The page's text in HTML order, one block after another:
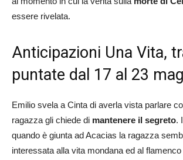
essere rivelata.
Anticipazioni Una Vita,
puntate dal 17 al 23
Emilio svela a Cinta di averla vista parlare
ragazza gli chiede di mantenere il segreto.
quando è giunta ad Acacias la ragazza
interessata alla vita mondana ed al